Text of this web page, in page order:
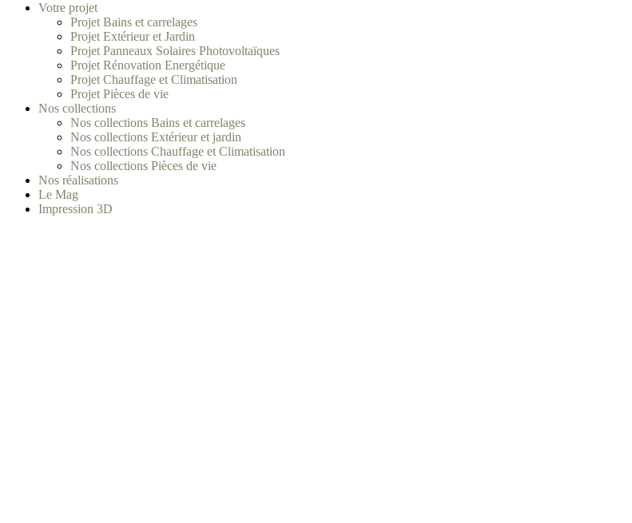
Votre projet
Projet Bains et carrelages
Projet Extérieur et Jardin
Projet Panneaux Solaires Photovoltaïques
Projet Rénovation Energétique
Projet Chauffage et Climatisation
Projet Pièces de vie
Nos collections
Nos collections Bains et carrelages
Nos collections Extérieur et jardin
Nos collections Chauffage et Climatisation
Nos collections Pièces de vie
Nos réalisations
Le Mag
Impression 3D